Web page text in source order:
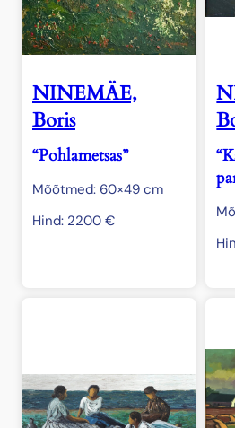
NINEMÄE,
Boris
“Pohlametsas”
Mõõtmed: 60×49 cm
Hind: 2200 €